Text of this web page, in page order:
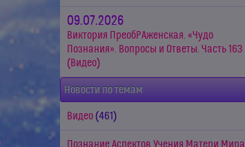
09.07.2026
Виктория ПреобРАженская. «Чудо
Познания». Вопросы и Ответы. Часть 163
(Видео)
Новости по темам
Видео (461)
Познание Аспектов Учения Матери Мира